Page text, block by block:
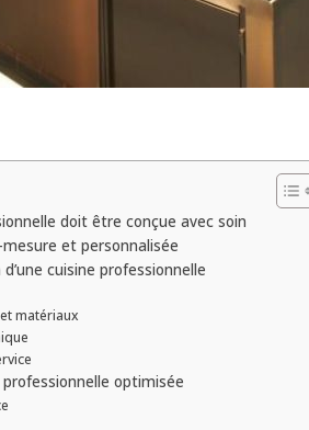
doit être conçue avec soin
mesure et personnalisée
cuisine professionnelle
matériaux
optimisée